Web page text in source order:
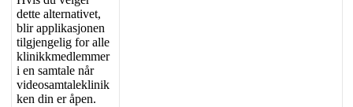
dette alternativet,
blir applikasjonen
tilgjengelig for alle
klinikkmedlemmer
i en samtale når
videosamtaleklinik
ken din er åpen.